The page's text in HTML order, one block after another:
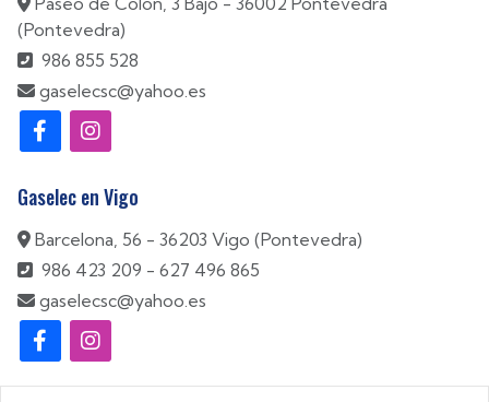
(Pontevedra)
986 855 528
gaselecsc@yahoo.es
Gaselec en Vigo
Barcelona, 56 - 36203 Vigo (Pontevedra)
986 423 209 - 627 496 865
gaselecsc@yahoo.es